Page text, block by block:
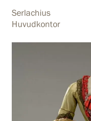
Besök oss
Utställningar
Serlachius Residens
Serlachius
Huvudkontor